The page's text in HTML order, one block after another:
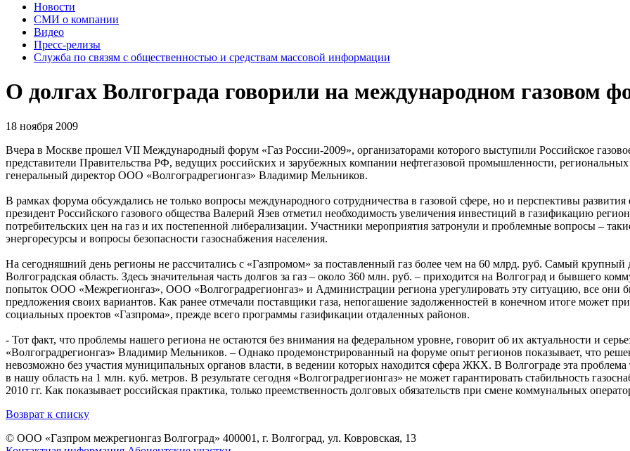
Новости
СМИ о компании
Видео
Пресс-релизы
Служба по связям с общественностью и средствам массовой информации
О долгах Волгограда говорили на международном газовом
18 ноября 2009
Вчера в Москве прошел VII Международный форум «Газ России-2009», организаторами которого выступили Российское
представители Правительства РФ, ведущих российских и зарубежных компании нефтегазовой промышленности,
генеральный директор ООО «Волгоградрегионгаз» Владимир Мельников.
В рамках форума обсуждались не только вопросы международного сотрудничества в газовой сфере, но и перспективы
президент Российского газового общества Валерий Язев отметил необходимость увеличения инвестиций в газификацию
потребительских цен на газ и их постепенной либерализации. Участники мероприятия затронули и проблемные вопросы –
энергоресурсы и вопросы безопасности газоснабжения населения.
На сегодняшний день регионы не рассчитались с «Газпромом» за поставленный газ более чем на 60 млрд. руб. Самый
Волгоградская область. Здесь значительная часть долгов за газ – около 360 млн. руб. – приходится на Волгоград и бывшего
попыток ООО «Межрегионгаз», ООО «Волгоградрегионгаз» и Администрации региона урегулировать эту ситуацию, все они
предложения своих вариантов. Как ранее отмечали поставщики газа, непогашение задолженностей в конечном итоге может
социальных проектов «Газпрома», прежде всего программы газификации отдаленных районов.
- Тот факт, что проблемы нашего региона не остаются без внимания на федеральном уровне, говорит об их актуальности и
«Волгоградрегионгаз» Владимир Мельников. – Однако продемонстрированный на форуме опыт регионов показывает, что
невозможно без участия муниципальных органов власти, в ведении которых находится сфера ЖКХ. В Волгограде эта проблема
в нашу область на 1 млн. куб. метров. В результате сегодня «Волгоградрегионгаз» не может гарантировать стабильность
2010 гг. Как показывает российская практика, только преемственность долговых обязательств при смене коммунальных
Возврат к списку
© ООО «Газпром межрегионгаз Волгоград» 400001, г. Волгоград, ул. Ковровская, 13